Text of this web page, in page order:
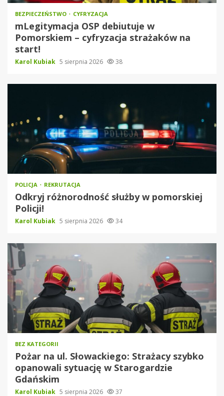
BEZPIECZEŃSTWO CYFRYZACJA
mLegitymacja OSP debiutuje w
Pomorskiem – cyfryzacja strażaków na
start!
Karol Kubiak 5 sierpnia 2026 38
POLICJA REKRUTACJA
Odkryj różnorodność służby w pomorskiej
Policji!
Karol Kubiak 5 sierpnia 2026 34
BEZ KATEGORII
Pożar na ul. Słowackiego: Strażacy szybko
opanowali sytuację w Starogardzie
Gdańskim
Karol Kubiak 5 sierpnia 2026 37